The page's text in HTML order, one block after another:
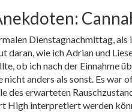
Dienstagnachmittag,
daran, wie ich Adrian und
ob ich nach der Einnahme
nicht anders als sonst. Es
des erwarteten
High interpretiert werden